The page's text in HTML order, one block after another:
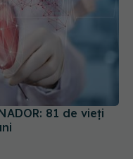
81 de vieți